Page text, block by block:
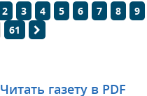
2 3 4 5 6 7 8
9
61
Читать газету в PDF